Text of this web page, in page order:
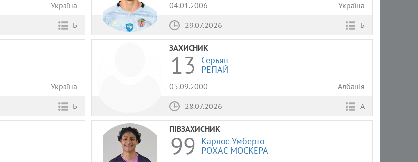
Україна
Б
04.01.2006
Україна
29.07.2026
Б
Україна
Б
ЗАХИСНИК
13
Серьян
РЕПАЙ
05.09.2000
Албанія
28.07.2026
А
ПІВЗАХИСНИК
99
Карлос Умберто
РОХАС МОСКЕРА